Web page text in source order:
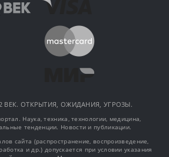
ВЕК. ОТКРЫТИЯ, ОЖИДАНИЯ, УГРОЗЫ.
Наука, техника, технологии, медицина,
тенденции. Новости и публикации.
сайта (распространение, воспроизведение,
и др.) допускается при условии указания